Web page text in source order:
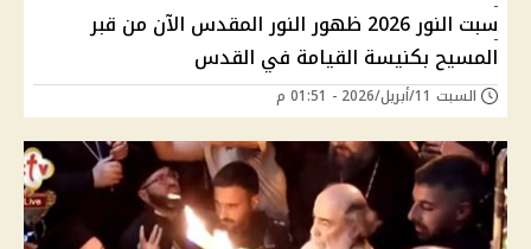
سبت النور 2026 ظهور النور المقدس الآن من قبر
المسيح بكنيسة القيامة في القدس
السبت 11/أبريل/2026 - 01:51 م